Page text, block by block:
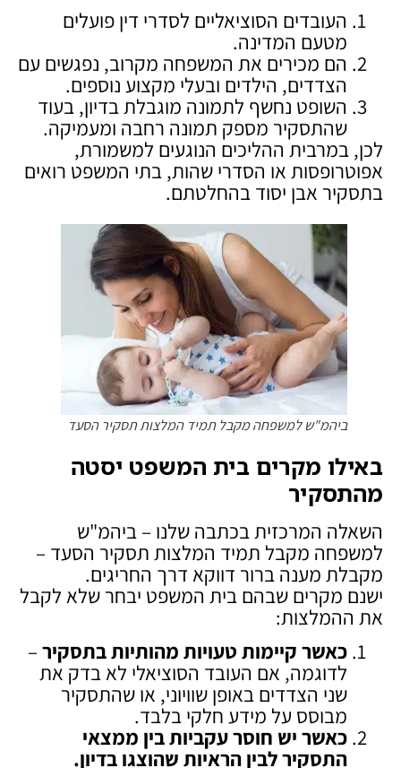
העובדים הסוציאליים לסדרי דין פועלים
מטעם המדינה.
הם מכירים את המשפחה מקרוב, נפגשים עם
הצדדים, הילדים ובעלי מקצוע נוספים.
השופט נחשף לתמונה מוגבלת בדיון, בעוד
שהתסקיר מספק תמונה רחבה ומעמיקה.
לכן, במרבית ההליכים הנוגעים למשמורת,
אפוטרופסות או הסדרי שהות, בתי המשפט רואים
בתסקיר אבן יסוד בהחלטתם.
ביהמ"ש למשפחה מקבל תמיד המלצות תסקיר הסעד
באילו מקרים בית המשפט יסטה
מהתסקיר
השאלה המרכזית בכתבה שלנו – ביהמ"ש
למשפחה מקבל תמיד המלצות תסקיר הסעד –
מקבלת מענה ברור דווקא דרך החריגים.
ישנם מקרים שבהם בית המשפט יבחר שלא לקבל
את ההמלצות:
כאשר קיימות טעויות מהותיות בתסקיר –
לדוגמה, אם העובד הסוציאלי לא בדק את
שני הצדדים באופן שוויוני, או שהתסקיר
מבוסס על מידע חלקי בלבד.
כאשר יש חוסר עקביות בין ממצאי
התסקיר לבין הראיות שהוצגו בדיון.